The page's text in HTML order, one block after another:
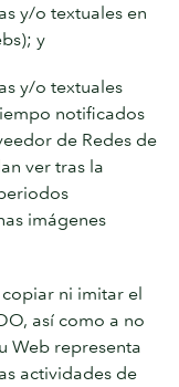
y/o textuales en
y
y/o textuales
notificados
de Redes de
ver tras la
imágenes
ni imitar el
así como a no
Web representa
actividades de